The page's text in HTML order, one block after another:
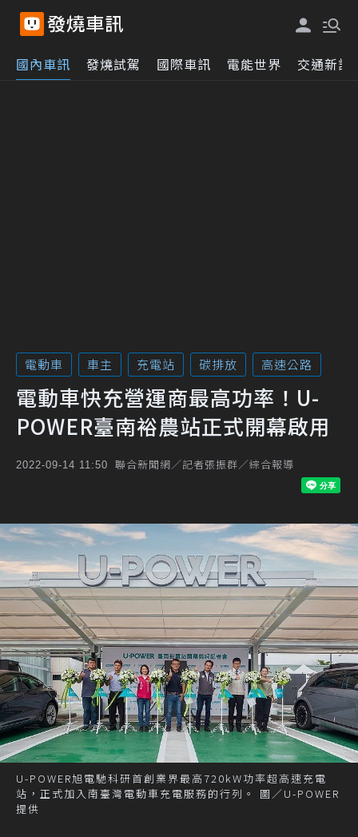
國內車訊 發燒試駕 國際車訊 電能世界 交通新訊
電動車 車主 充電站 碳排放 高速公路
電動車快充營運商最高功率！U-
POWER臺南裕農站正式開幕啟用
2022-09-14 11:50 聯合新聞網／記者張振群／綜合報導
U-POWER旭電馳科研首創業界最高720kW功率超高速充電
站，正式加入南臺灣電動車充電服務的行列。 圖／U-POWER
提供